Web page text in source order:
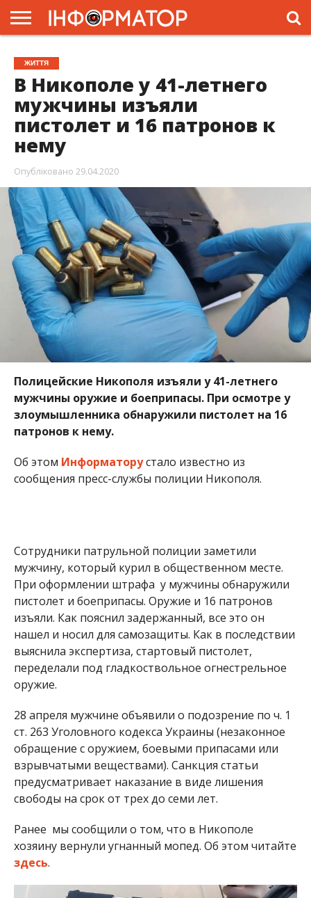
ГОЛОВНА
ЖИТТЯ
ВЛАДА
ГРОШІ
ТРЕШ
ПРЕС-
РЕЛІЗИ
РЕКЛАМА
ПРОЕКТИ
ЖИТТЯ
В Никополе у 41-летнего
мужчины изъяли
пистолет и 16 патронов к
нему
Опубліковано 29.04.2020
Полицейские Никополя изъяли у 41-летнего
мужчины оружие и боеприпасы. При осмотре у
злоумышленника обнаружили пистолет на 16
патронов к нему.
Об этом Информаторустало известно из
сообщения пресс-службы полиции Никополя.
Сотрудники патрульной полиции заметили
мужчину, который курил в общественном месте.
При оформлении штрафа у мужчины обнаружили
пистолет и боеприпасы. Оружие и 16 патронов
изъяли. Как пояснил задержанный, все это он
нашел и носил для самозащиты. Как в последствии
выяснила экспертиза, стартовый пистолет,
переделали под гладкоствольное огнестрельное
оружие.
28 апреля мужчине объявили о подозрение по ч. 1
ст. 263 Уголовного кодекса Украины (незаконное
обращение с оружием, боевыми припасами или
взрывчатыми веществами). Санкция статьи
предусматривает наказание в виде лишения
свободы на срок от трех до семи лет.
Ранее мы сообщили о том, что в Никополе
хозяину вернули угнанный мопед. Об этом читайте
здесь.